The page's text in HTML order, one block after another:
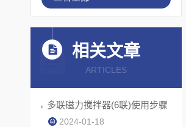
相关文章
ARTICLES
多联磁力搅拌器(6联)使用步骤
2024-01-18